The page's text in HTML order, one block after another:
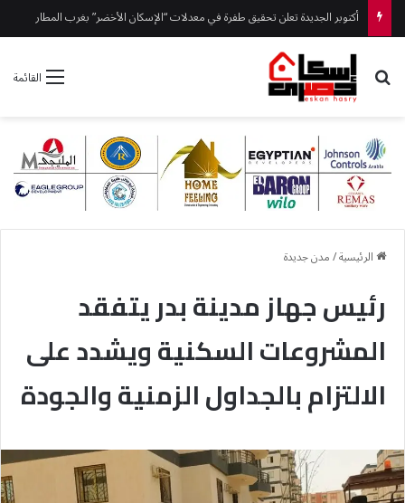
رئيس جهاز العلمين الجديدة يتفقد ” مزارين ” ويوجه بتكثيف أعمال النظافة والتجميل
القائمة بحث عن
الرئيسية/مدن جديدة
رئيس جهاز مدينة بدر يتفقد
المشروعات السكنية ويشدد على
الالتزام بالجداول الزمنية والجودة